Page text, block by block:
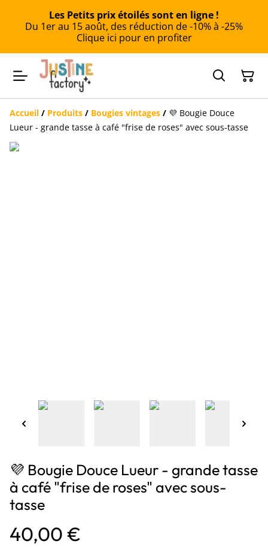
Les Petits prix étoilés sont en ligne !
Du 1er au 15 août, des réduction de -10% à -25%
Clique ici pour en profiter
Accueil / Produits / Bougies vintages / 💜 Bougie Douce
Lueur - grande tasse à café "frise de roses" avec sous-tasse
💜 Bougie Douce Lueur - grande tasse
à café "frise de roses" avec sous-
tasse
40,00 €